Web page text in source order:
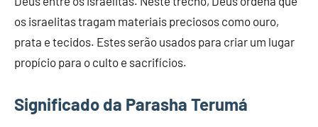
os israelitas tragam materiais preciosos como ouro,
prata e tecidos. Estes serão usados para criar um lugar
propício para o culto e sacrifícios.
Significado da Parasha Terumá